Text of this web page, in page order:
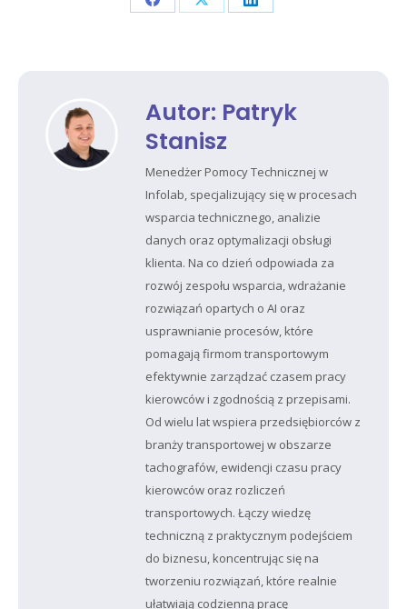
Share Share Share
Autor: Patryk
Stanisz
Menedżer Pomocy Technicznej w
Infolab, specjalizujący się w procesach
wsparcia technicznego, analizie
danych oraz optymalizacji obsługi
klienta. Na co dzień odpowiada za
rozwój zespołu wsparcia, wdrażanie
rozwiązań opartych o AI oraz
usprawnianie procesów, które
pomagają firmom transportowym
efektywnie zarządzać czasem pracy
kierowców i zgodnością z przepisami.
Od wielu lat wspiera przedsiębiorców z
branży transportowej w obszarze
tachografów, ewidencji czasu pracy
kierowców oraz rozliczeń
transportowych. Łączy wiedzę
techniczną z praktycznym podejściem
do biznesu, koncentrując się na
tworzeniu rozwiązań, które realnie
ułatwiają codzienną pracę